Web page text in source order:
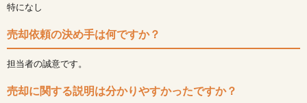
特になし
売却依頼の決め手は何ですか？
担当者の誠意です。
売却に関する説明は分かりやすかったですか？